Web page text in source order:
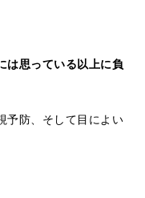
は思っている以上に負
予防、そして目によい